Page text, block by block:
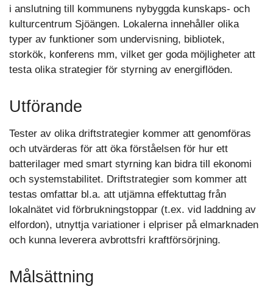
i anslutning till kommunens nybyggda kunskaps- och
kulturcentrum Sjöängen. Lokalerna innehåller olika
typer av funktioner som undervisning, bibliotek,
storkök, konferens mm, vilket ger goda möjligheter att
testa olika strategier för styrning av energiflöden.
Utförande
Tester av olika driftstrategier kommer att genomföras
och utvärderas för att öka förståelsen för hur ett
batterilager med smart styrning kan bidra till ekonomi
och systemstabilitet. Driftstrategier som kommer att
testas omfattar bl.a. att utjämna effektuttag från
lokalnätet vid förbrukningstoppar (t.ex. vid laddning av
elfordon), utnyttja variationer i elpriser på elmarknaden
och kunna leverera avbrottsfri kraftförsörjning.
Målsättning